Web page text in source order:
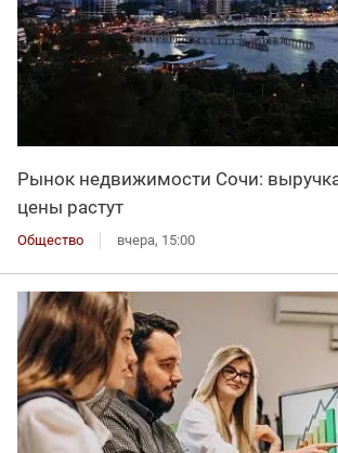
Рынок недвижимости Сочи:
цены растут
Общество вчера, 15:00